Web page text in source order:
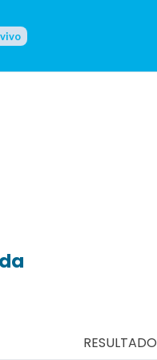
RESULTADO